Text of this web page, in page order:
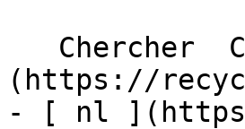
(https://
- [ nl